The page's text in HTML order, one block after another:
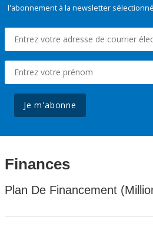
l'abonnement à la newsletter
Je m'abonne
Finances
Plan De Financement